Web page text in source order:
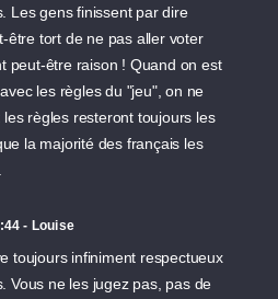
Les gens finissent par dire
être tort de ne pas aller voter
peut-être raison ! Quand on est
les règles du "jeu", on ne
les règles resteront toujours les
la majorité des français les
- Louise
toujours infiniment respectueux
Vous ne les jugez pas, pas de